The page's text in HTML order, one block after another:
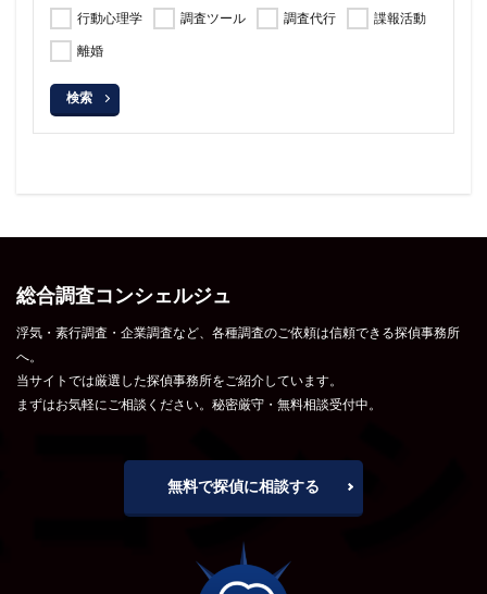
行動心理学
調査ツール 調査代行
諜報活動
離婚
検索
総合調査コンシェルジュ
浮気・素行調査・企業調査など、各種調査のご依頼は信頼できる探偵事務所
へ。
当サイトでは厳選した探偵事務所をご紹介しています。
まずはお気軽にご相談ください。秘密厳守・無料相談受付中。
無料で探偵に相談する